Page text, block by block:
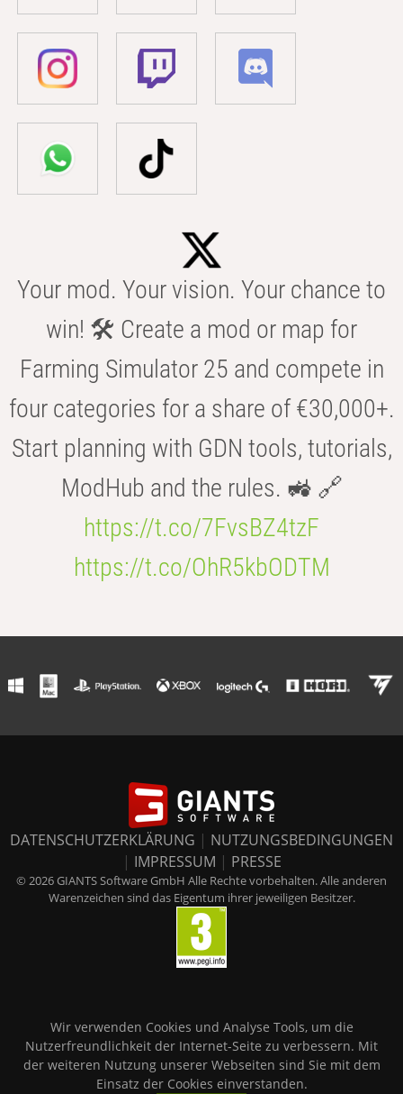
Your mod. Your vision. Your chance to
win! 🛠️ Create a mod or map for
Farming Simulator 25 and compete in
four categories for a share of €30,000+.
Start planning with GDN tools, tutorials,
ModHub and the rules. 🚜 🔗
https://t.co/7FvsBZ4tzF
https://t.co/OhR5kbODTM
DATENSCHUTZERKLÄRUNG | NUTZUNGSBEDINGUNGEN
| IMPRESSUM | PRESSE
© 2026 GIANTS Software GmbH Alle Rechte vorbehalten. Alle anderen
Warenzeichen sind das Eigentum ihrer jeweiligen Besitzer.
Wir verwenden Cookies und Analyse Tools, um die
Nutzerfreundlichkeit der Internet-Seite zu verbessern. Mit
der weiteren Nutzung unserer Webseiten sind Sie mit dem
Einsatz der Cookies einverstanden.